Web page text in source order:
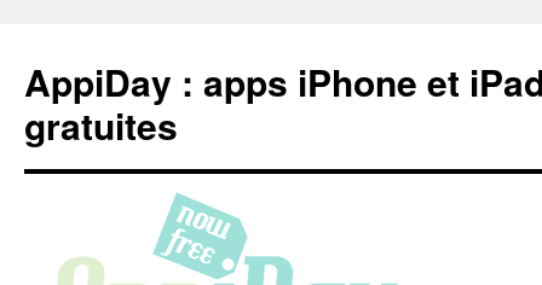
contenu
AppiDay : apps iPhone et
gratuites